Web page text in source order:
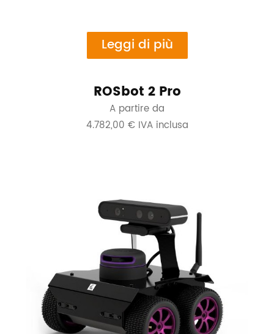
Leggi di più
ROSbot 2 Pro
A partire da
4.782,00 € IVA inclusa